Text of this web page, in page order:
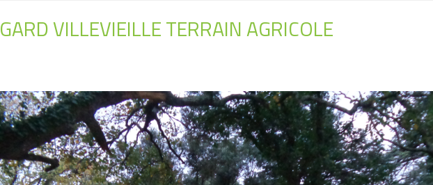
GARD VILLEVIEILLE TERRAIN AGRICOLE